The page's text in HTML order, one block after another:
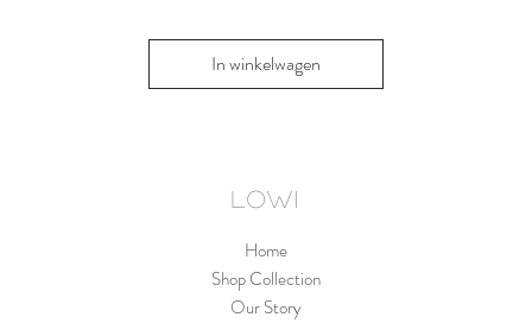
In winkelwagen
LOWI
Home
Shop Collection
Our Story